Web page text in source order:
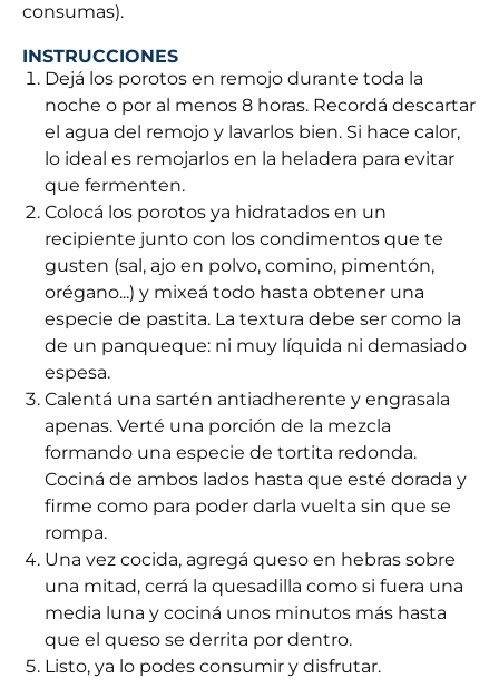
consumas).
INSTRUCCIONES
Dejá los porotos en remojo durante toda la
noche o por al menos 8 horas. Recordá descartar
el agua del remojo y lavarlos bien. Si hace calor,
lo ideal es remojarlos en la heladera para evitar
que fermenten.
Colocá los porotos ya hidratados en un
recipiente junto con los condimentos que te
gusten (sal, ajo en polvo, comino, pimentón,
orégano...) y mixeá todo hasta obtener una
especie de pastita. La textura debe ser como la
de un panqueque: ni muy líquida ni demasiado
espesa.
Calentá una sartén antiadherente y engrasala
apenas. Verté una porción de la mezcla
formando una especie de tortita redonda.
Cociná de ambos lados hasta que esté dorada y
firme como para poder darla vuelta sin que se
rompa.
Una vez cocida, agregá queso en hebras sobre
una mitad, cerrá la quesadilla como si fuera una
media luna y cociná unos minutos más hasta
que el queso se derrita por dentro.
Listo, ya lo podes consumir y disfrutar.